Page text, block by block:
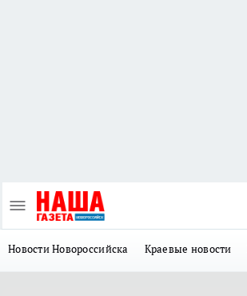
Новости Новороссийска Краевые новости